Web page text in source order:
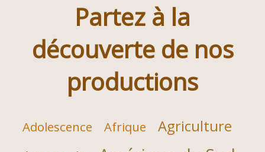
Partez à la
découverte de nos
productions
Adolescence Afrique
Agriculture